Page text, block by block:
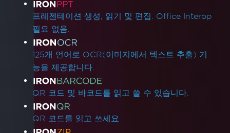
프레젠테이션 생성, 읽기 및 편집. Office Interop
필요 없음.
125개 언어로 OCR(이미지에서 텍스트 추출) 기
능을 제공합니다.
QR 코드 및 바코드를 읽고 쓸 수 있습니다.
QR 코드를 읽고 쓰세요.